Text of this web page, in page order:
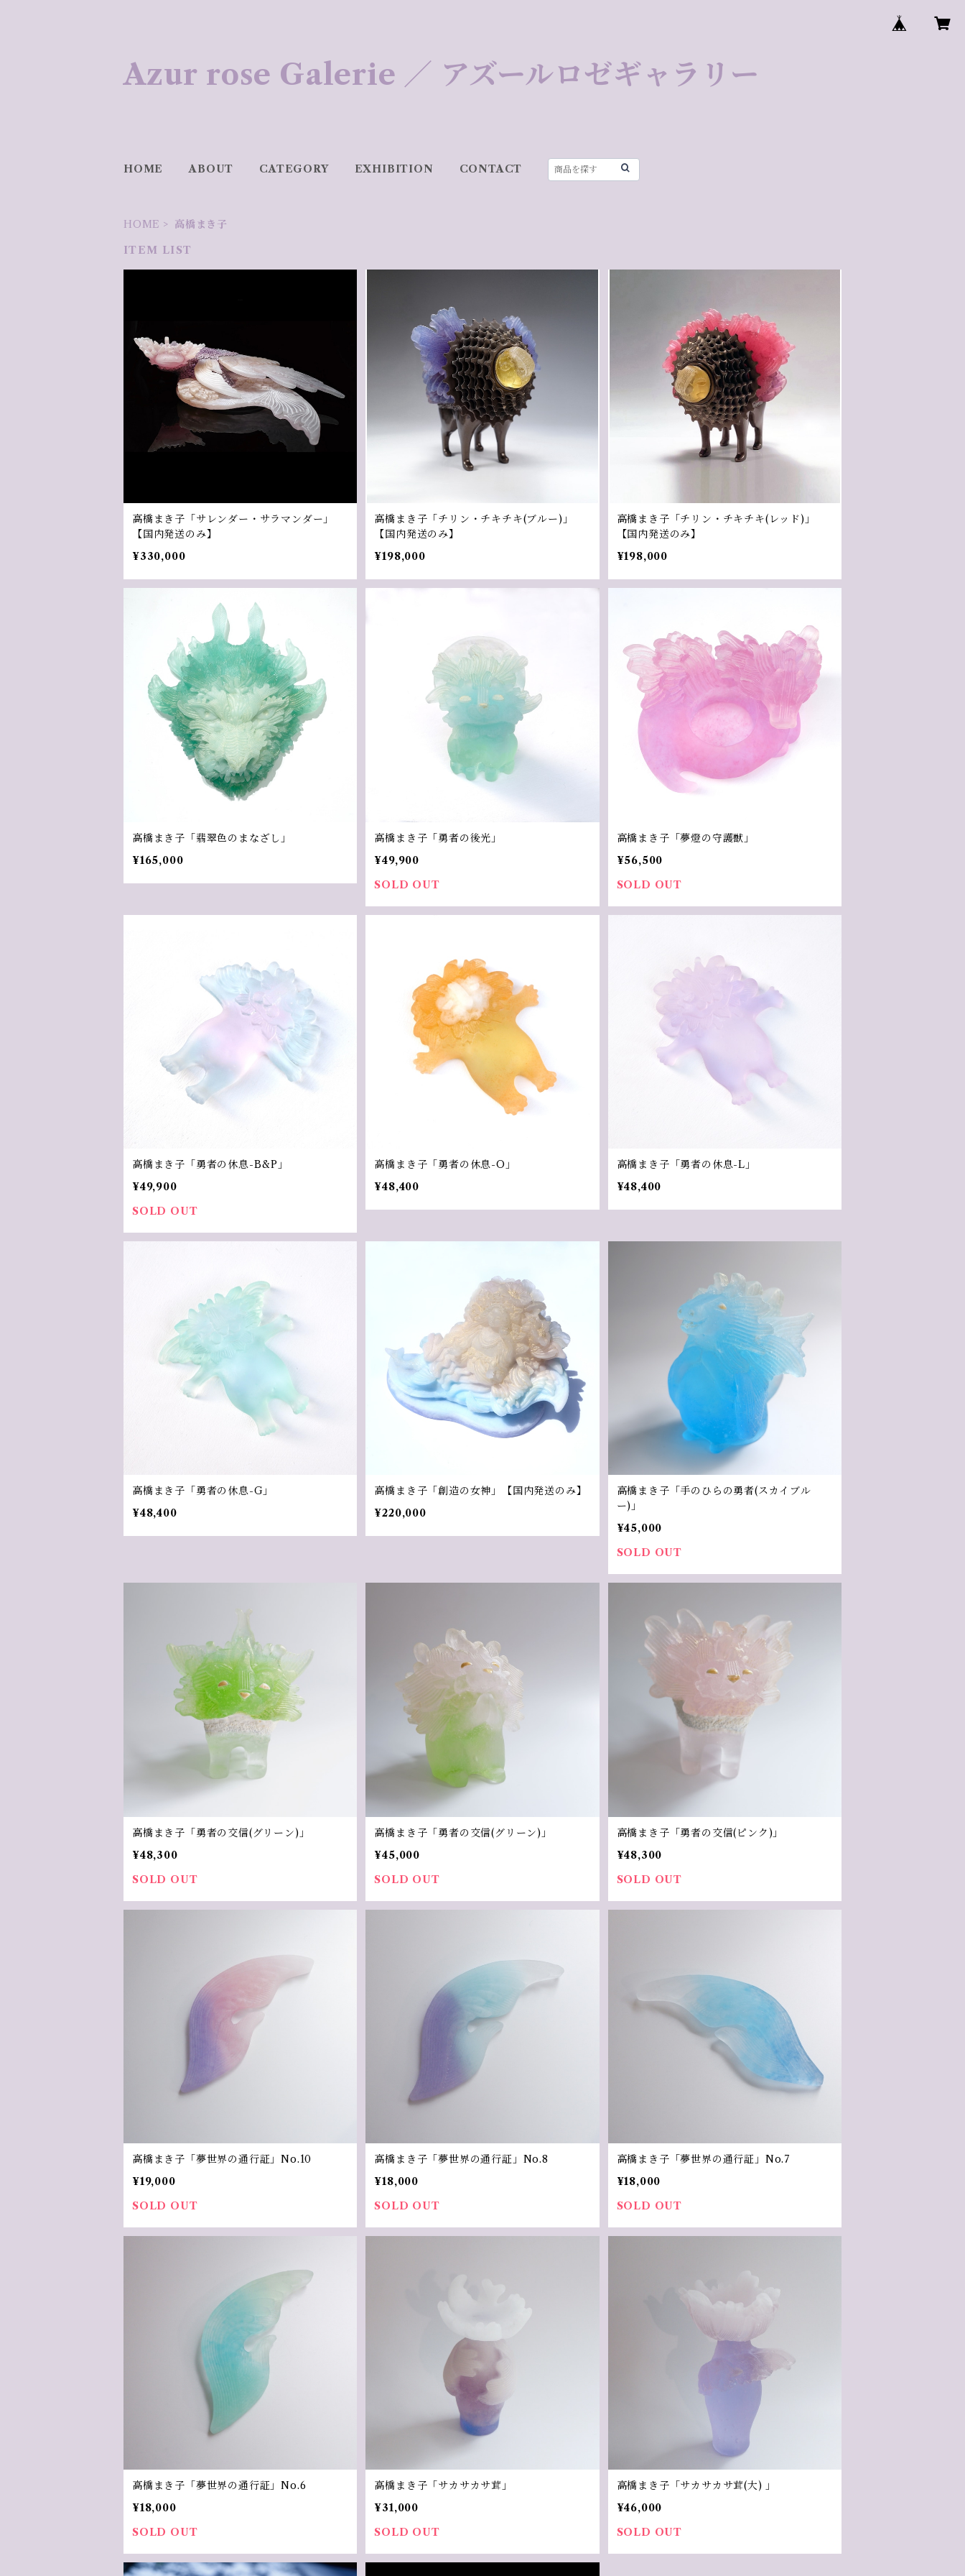
Azur rose Galerie ／ アズールロゼギャラリー
HOME ABOUT CATEGORY EXHIBITION CONTACT
HOME
高橋まき子
ITEM LIST
高橋まき子「サレンダー・サラマンダー」
【国内発送のみ】
¥330,000
高橋まき子「チリン・チキチキ(ブルー)」
【国内発送のみ】
¥198,000
高橋まき子「チリン・チキチキ(レッド)」
【国内発送のみ】
¥198,000
高橋まき子「翡翠色のまなざし」
¥165,000
高橋まき子「勇者の後光」
¥49,900
SOLD OUT
高橋まき子「夢燈の守護獣」
¥56,500
SOLD OUT
高橋まき子「勇者の休息-B&P」
¥49,900
SOLD OUT
高橋まき子「勇者の休息-O」
¥48,400
高橋まき子「勇者の休息-L」
¥48,400
高橋まき子「勇者の休息-G」
¥48,400
高橋まき子「創造の女神」【国内発送のみ】
¥220,000
高橋まき子「手のひらの勇者(スカイブル
ー)」
¥45,000
SOLD OUT
高橋まき子「勇者の交信(グリーン)」
¥48,300
SOLD OUT
高橋まき子「勇者の交信(グリーン)」
¥45,000
SOLD OUT
高橋まき子「勇者の交信(ピンク)」
¥48,300
SOLD OUT
高橋まき子「夢世界の通行証」No.10
¥19,000
SOLD OUT
高橋まき子「夢世界の通行証」No.8
¥18,000
SOLD OUT
高橋まき子「夢世界の通行証」No.7
¥18,000
SOLD OUT
高橋まき子「夢世界の通行証」No.6
¥18,000
SOLD OUT
高橋まき子「サカサカサ茸」
¥31,000
SOLD OUT
高橋まき子「サカサカサ茸(大) 」
¥46,000
SOLD OUT